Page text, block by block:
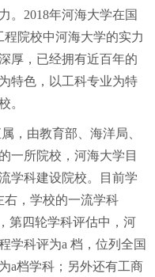
。2018年河海大学在国
程院校中河海大学的实力
厚，已经拥有近百年的
特色，以工科专业为特
。
，由教育部、海洋局、
一所院校，河海大学目
学科建设院校。目前学
右，学校的一流学科
第四轮学科评估中，河
学科评为a 档，位列全国
a档学科；另外还有工商